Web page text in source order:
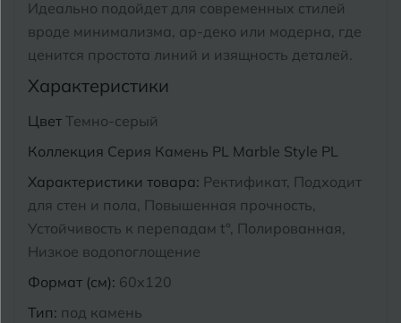
Идеально подойдет для современных стилей
вроде минимализма, ар-деко или модерна, где
ценится простота линий и изящность деталей.
Характеристики
Цвет Темно-серый
Коллекция Серия Камень PL Marble Style PL
Характеристики товара: Ректификат, Подходит
для стен и пола, Повышенная прочность,
Устойчивость к перепадам t°, Полированная,
Низкое водопоглощение
Формат (см): 60x120
Тип: под камень
Котлас
Курганинск
Магнитогорск
Муром
Ульяновск
Ч
Челябинск